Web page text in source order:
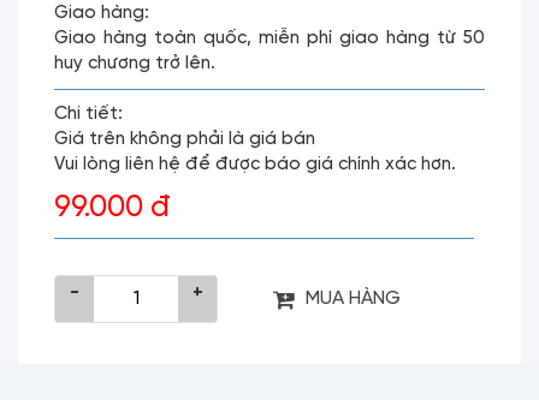
Giao hàng:
Giao hàng toàn quốc, miễn phí giao hàng từ 50
huy chương trở lên.
Chi tiết:
Giá trên không phải là giá bán
Vui lòng liên hệ để được báo giá chính xác hơn.
99.000 đ
- + MUA HÀNG